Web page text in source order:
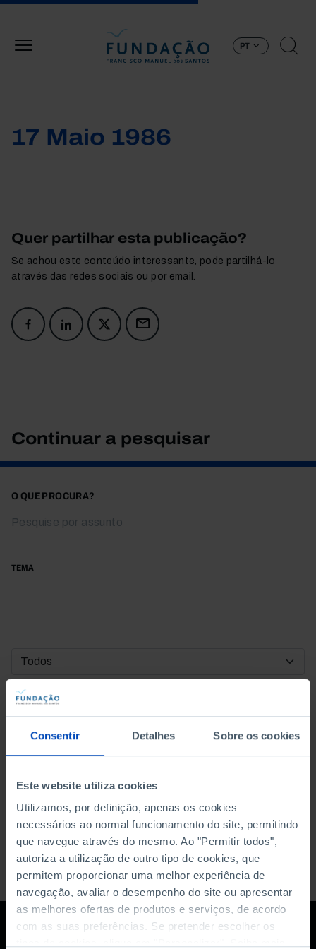
Consentir Detalhes Sobre os cookies
Este website utiliza cookies
Utilizamos, por definição, apenas os cookies
necessários ao normal funcionamento do site, permitindo
que navegue através do mesmo. Ao "Permitir todos",
autoriza a utilização de outro tipo de cookies, que
permitem proporcionar uma melhor experiência de
navegação, avaliar o desempenho do site ou apresentar
as melhores ofertas de produtos e serviços, de acordo
com as suas preferências. Se pretender escolher os
PT
17 Maio 1986
Quer partilhar esta publicação?
Se achou este conteúdo interessante, pode partilhá-lo
através das redes sociais ou por email.
Continuar a pesquisar
O QUE PROCURA?
TEMA
DATA DE INÍCIO
DATA DE FIM